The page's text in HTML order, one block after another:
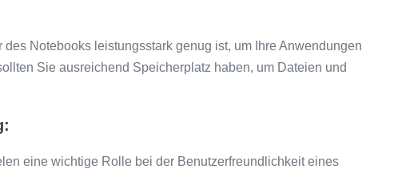
Notebooks leistungsstark genug ist, um Ihre Anwendungen
Sie ausreichend Speicherplatz haben, um Dateien und
eine wichtige Rolle bei der Benutzerfreundlichkeit eines